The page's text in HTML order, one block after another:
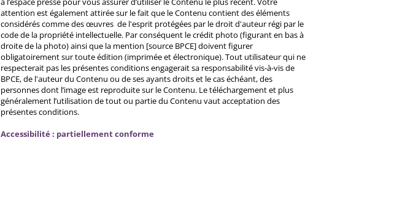
attention est également attirée sur le fait que le Contenu contient des éléments
considérés comme des œuvres de l'esprit protégées par le droit d'auteur régi par le
code de la propriété intellectuelle. Par conséquent le crédit photo (figurant en bas à
droite de la photo) ainsi que la mention [source BPCE] doivent figurer
obligatoirement sur toute édition (imprimée et électronique). Tout utilisateur qui ne
respecterait pas les présentes conditions engagerait sa responsabilité vis-à-vis de
BPCE, de l'auteur du Contenu ou de ses ayants droits et le cas échéant, des
personnes dont l’image est reproduite sur le Contenu. Le téléchargement et plus
généralement l’utilisation de tout ou partie du Contenu vaut acceptation des
présentes conditions.
Accessibilité : partiellement conforme